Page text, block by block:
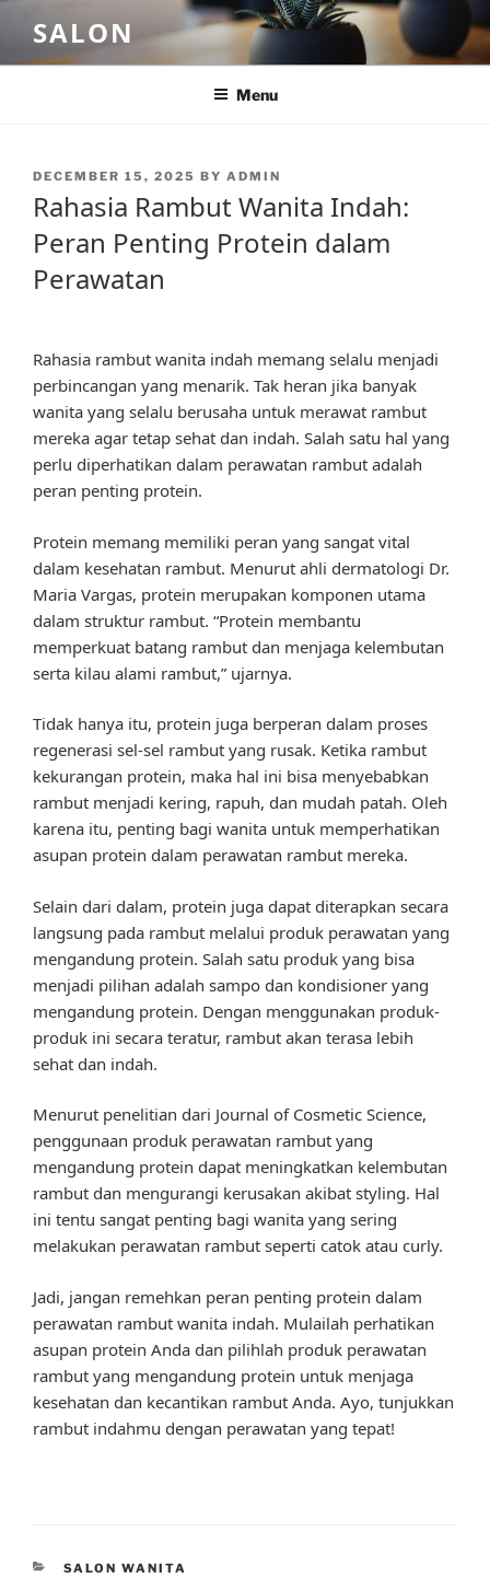
content
SALON
Menu
POSTED
DECEMBER 15, 2025 BY ADMIN
Rahasia Rambut Wanita Indah:
Peran Penting Protein dalam
Perawatan
Rahasia rambut wanita indah memang selalu menjadi
perbincangan yang menarik. Tak heran jika banyak
wanita yang selalu berusaha untuk merawat rambut
mereka agar tetap sehat dan indah. Salah satu hal yang
perlu diperhatikan dalam perawatan rambut adalah
peran penting protein.
Protein memang memiliki peran yang sangat vital
dalam kesehatan rambut. Menurut ahli dermatologi Dr.
Maria Vargas, protein merupakan komponen utama
dalam struktur rambut. “Protein membantu
memperkuat batang rambut dan menjaga kelembutan
serta kilau alami rambut,” ujarnya.
Tidak hanya itu, protein juga berperan dalam proses
regenerasi sel-sel rambut yang rusak. Ketika rambut
kekurangan protein, maka hal ini bisa menyebabkan
rambut menjadi kering, rapuh, dan mudah patah. Oleh
karena itu, penting bagi wanita untuk memperhatikan
asupan protein dalam perawatan rambut mereka.
Selain dari dalam, protein juga dapat diterapkan secara
langsung pada rambut melalui produk perawatan yang
mengandung protein. Salah satu produk yang bisa
menjadi pilihan adalah sampo dan kondisioner yang
mengandung protein. Dengan menggunakan produk-
produk ini secara teratur, rambut akan terasa lebih
sehat dan indah.
Menurut penelitian dari Journal of Cosmetic Science,
penggunaan produk perawatan rambut yang
mengandung protein dapat meningkatkan kelembutan
rambut dan mengurangi kerusakan akibat styling. Hal
ini tentu sangat penting bagi wanita yang sering
melakukan perawatan rambut seperti catok atau curly.
Jadi, jangan remehkan peran penting protein dalam
perawatan rambut wanita indah. Mulailah perhatikan
asupan protein Anda dan pilihlah produk perawatan
rambut yang mengandung protein untuk menjaga
kesehatan dan kecantikan rambut Anda. Ayo, tunjukkan
rambut indahmu dengan perawatan yang tepat!
CATEGORIES
SALON WANITA